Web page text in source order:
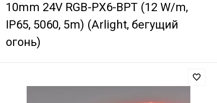
10mm 24V RGB-PX6-BPT (12 W/m,
IP65, 5060, 5m) (Arlight, бегущий
огонь)